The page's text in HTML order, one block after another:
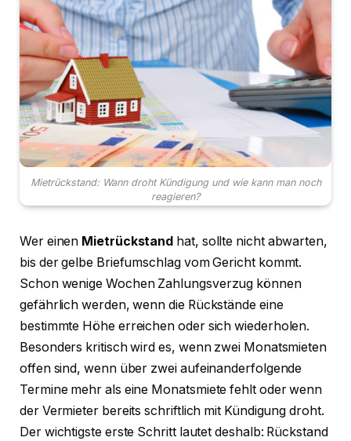
Mietrückstand: Wann droht Kündigung und wie kann man noch
reagieren?
Wer einen Mietrückstand hat, sollte nicht abwarten,
bis der gelbe Briefumschlag vom Gericht kommt.
Schon wenige Wochen Zahlungsverzug können
gefährlich werden, wenn die Rückstände eine
bestimmte Höhe erreichen oder sich wiederholen.
Besonders kritisch wird es, wenn zwei Monatsmieten
offen sind, wenn über zwei aufeinanderfolgende
Termine mehr als eine Monatsmiete fehlt oder wenn
der Vermieter bereits schriftlich mit Kündigung droht.
Der wichtigste erste Schritt lautet deshalb: Rückstand